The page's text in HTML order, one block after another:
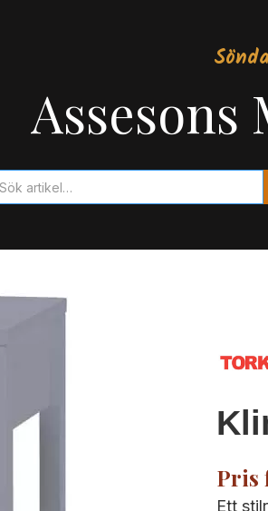
Assesons
Pris
Ett